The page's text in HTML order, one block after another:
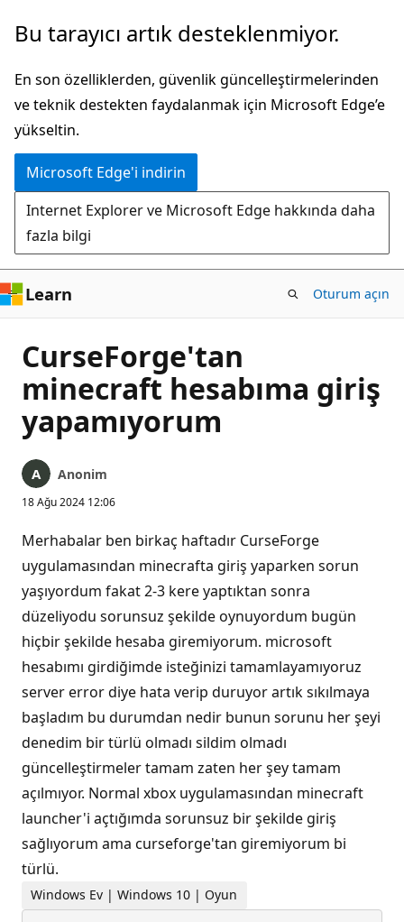
Ana
atla
Bu tarayıcı artık desteklenmiyor.
En son özelliklerden, güvenlik güncelleştirmelerinden
ve teknik destekten faydalanmak için Microsoft Edge’e
yükseltin.
Microsoft Edge'i indirin
Internet Explorer ve Microsoft Edge hakkında daha
fazla bilgi
Learn Oturum açın
CurseForge'tan
minecraft hesabıma giriş
yapamıyorum
Anonim
18 Ağu 2024 12:06
Merhabalar ben birkaç haftadır CurseForge
uygulamasından minecrafta giriş yaparken sorun
yaşıyordum fakat 2-3 kere yaptıktan sonra
düzeliyodu sorunsuz şekilde oynuyordum bugün
hiçbir şekilde hesaba giremiyorum. microsoft
hesabımı girdiğimde isteğinizi tamamlayamıyoruz
server error diye hata verip duruyor artık sıkılmaya
başladım bu durumdan nedir bunun sorunu her şeyi
denedim bir türlü olmadı sildim olmadı
güncelleştirmeler tamam zaten her şey tamam
açılmıyor. Normal xbox uygulamasından minecraft
launcher'i açtığımda sorunsuz bir şekilde giriş
sağlıyorum ama curseforge'tan giremiyorum bi
türlü.
Windows Ev | Windows 10 | Oyun